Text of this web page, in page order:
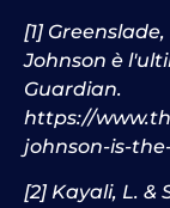
[1]
Johnson è
Guardian.
https://
johnson-is-
[2] Kayali, L. &